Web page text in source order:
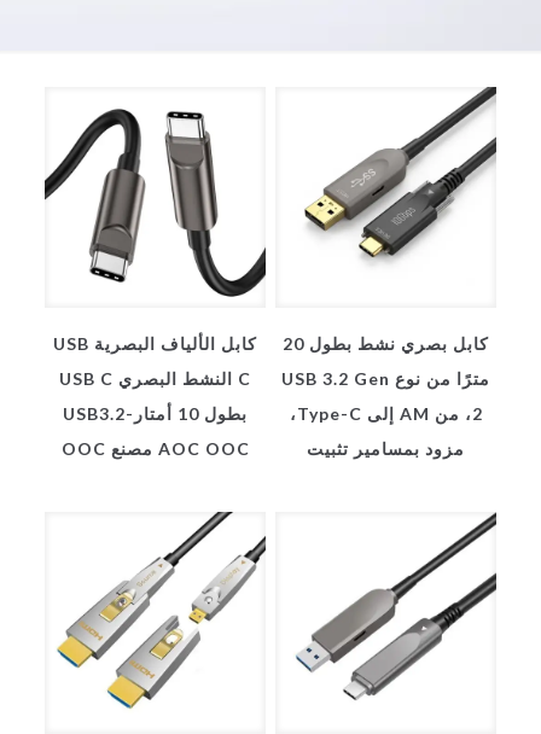
كابل بصري نشط بطول 20
مترًا من نوع USB 3.2 Gen
2، من AM إلى Type-C،
مزود بمسامير تثبيت
كابل الألياف البصرية USB
C النشط البصري USB C
بطول 10 أمتار-USB3.2
AOC OOC مصنع OOC